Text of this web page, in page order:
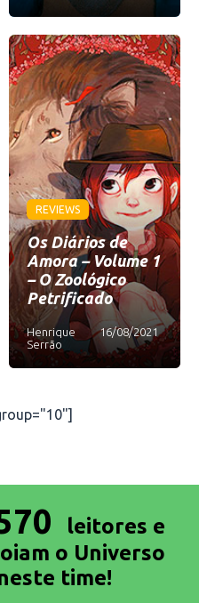
REVIEWS
Os Diários de
Amora – Volume 1
– O Zoológico
Petrificado
Henrique
Serrão
16/08/2021
leitores e
o Universo
time!